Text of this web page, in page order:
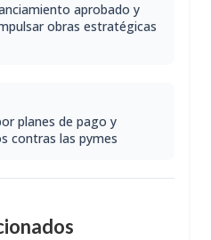
aprobado y
obras estratégicas
planes de pago y
contras las pymes